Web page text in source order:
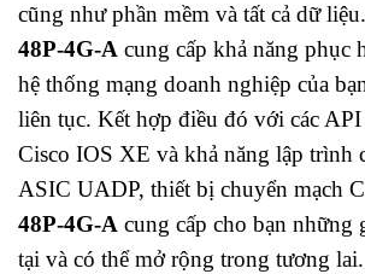
cũng như phần mềm và tất cả dữ
48P-4G-A cung cấp khả năng phục
hệ thống mạng doanh nghiệp của
liên tục. Kết hợp điều đó với các
Cisco IOS XE và khả năng lập trình
ASIC UADP, thiết bị chuyển mạch
48P-4G-A cung cấp cho bạn những
tại và có thể mở rộng trong tương lai.